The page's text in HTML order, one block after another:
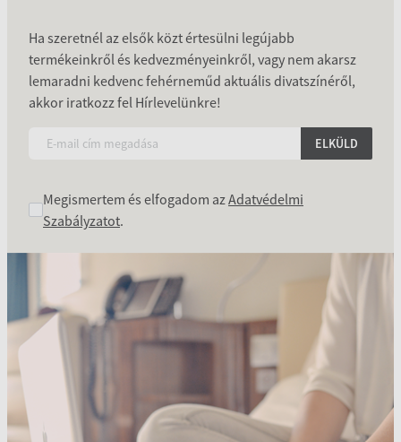
Ha szeretnél az elsők közt értesülni legújabb
termékeinkről és kedvezményeinkről, vagy nem akarsz
lemaradni kedvenc fehérneműd aktuális divatszínéről,
akkor iratkozz fel Hírlevelünkre!
ELKÜLD
Megismertem és elfogadom azAdatvédelmi
Szabályzatot.